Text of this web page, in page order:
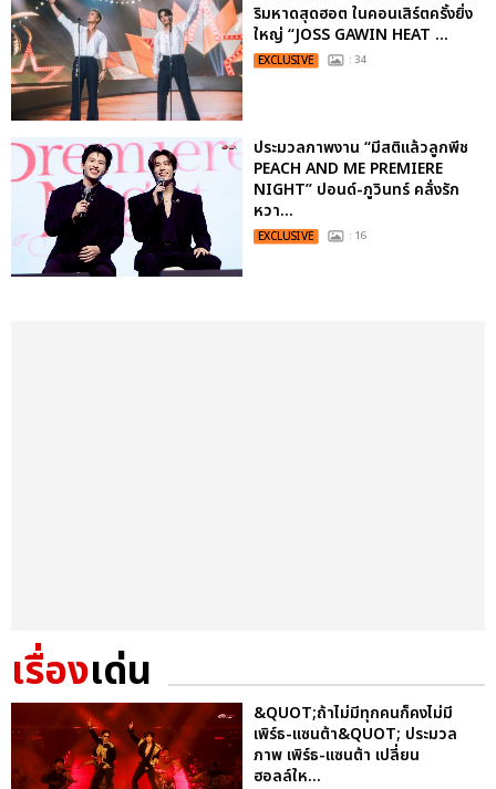
ริมหาดสุดฮอต ในคอนเสิร์ตครั้งยิ่ง
ใหญ่ “JOSS GAWIN HEAT ...
EXCLUSIVE : 34
ประมวลภาพงาน “มีสติแล้วลูกพีช
PEACH AND ME PREMIERE
NIGHT” ปอนด์-ภูวินทร์ คลั่งรัก
หวา...
EXCLUSIVE : 16
เรื่องเด่น
&QUOT;ถ้าไม่มีทุกคนก็คงไม่มี
เพิร์ธ-แซนต้า&QUOT; ประมวล
ภาพ เพิร์ธ-แซนต้า เปลี่ยน
ฮอลล์ให...